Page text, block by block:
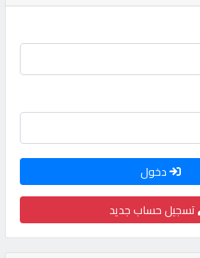
دخول
تسجيل حساب جديد